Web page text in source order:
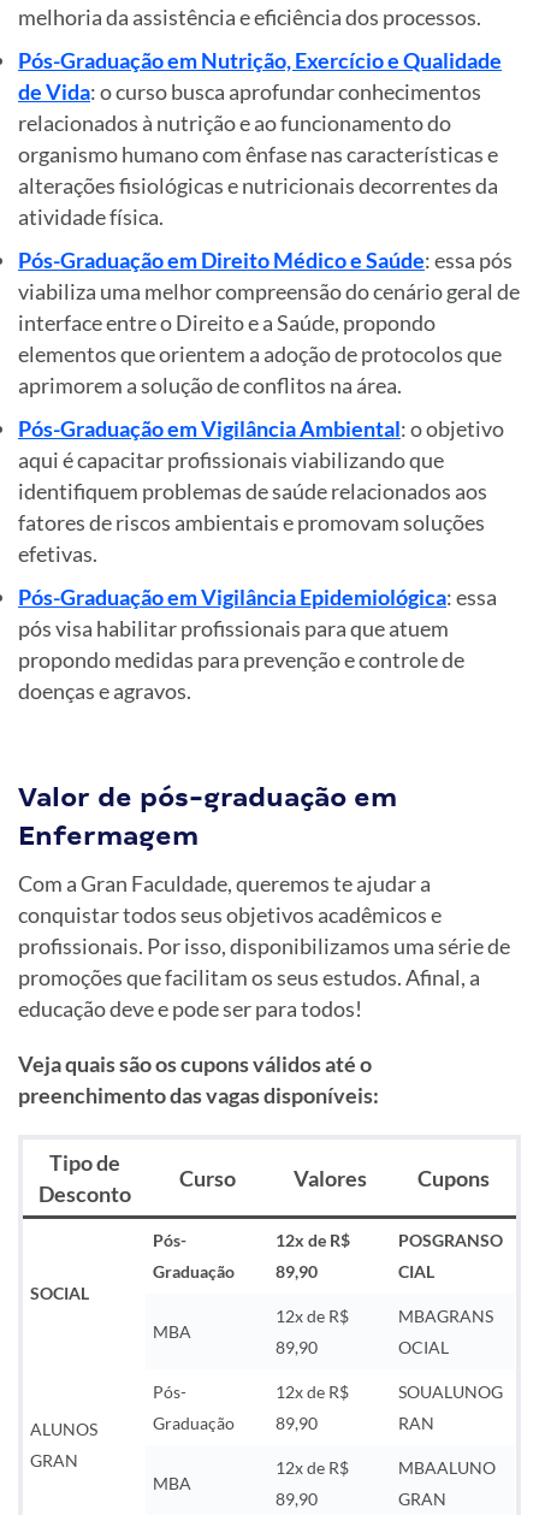
melhoria da assistência e eficiência dos processos.
Pós-Graduação em Nutrição, Exercício e Qualidade
de Vida: o curso busca aprofundar conhecimentos
relacionados à nutrição e ao funcionamento do
organismo humano com ênfase nas características e
alterações fisiológicas e nutricionais decorrentes da
atividade física.
Pós-Graduação em Direito Médico e Saúde: essa pós
viabiliza uma melhor compreensão do cenário geral de
interface entre o Direito e a Saúde, propondo
elementos que orientem a adoção de protocolos que
aprimorem a solução de conflitos na área.
Pós-Graduação em Vigilância Ambiental: o objetivo
aqui é capacitar profissionais viabilizando que
identifiquem problemas de saúde relacionados aos
fatores de riscos ambientais e promovam soluções
efetivas.
Pós-Graduação em Vigilância Epidemiológica: essa
pós visa habilitar profissionais para que atuem
propondo medidas para prevenção e controle de
doenças e agravos.
Valor de pós-graduação em
Enfermagem
Com a Gran Faculdade, queremos te ajudar a
conquistar todos seus objetivos acadêmicos e
profissionais. Por isso, disponibilizamos uma série de
promoções que facilitam os seus estudos. Afinal, a
educação deve e pode ser para todos!
Veja quais são os cupons válidos até o
preenchimento das vagas disponíveis:
Tipo de
Desconto
Curso Valores Cupons
SOCIAL
Pós-
Graduação
12x de R$
89,90
POSGRANSO
CIAL
MBA
12x de R$
89,90
MBAGRANS
OCIAL
ALUNOS
GRAN
Pós-
Graduação
12x de R$
89,90
SOUALUNOG
RAN
MBA
12x de R$
89,90
MBAALUNO
GRAN